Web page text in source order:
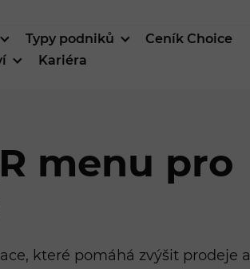
Typy podniků Ceník Choice
Kariéra
menu pro
které pomáhá zvýšit prodeje a